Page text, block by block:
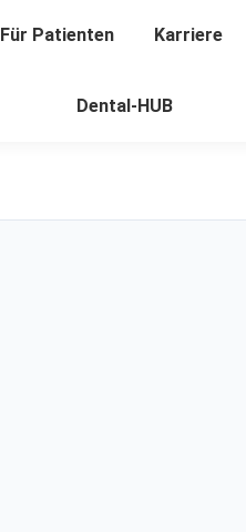
Für Patienten Karriere
Dental-HUB
Für Patienten Karriere
Dental-HUB